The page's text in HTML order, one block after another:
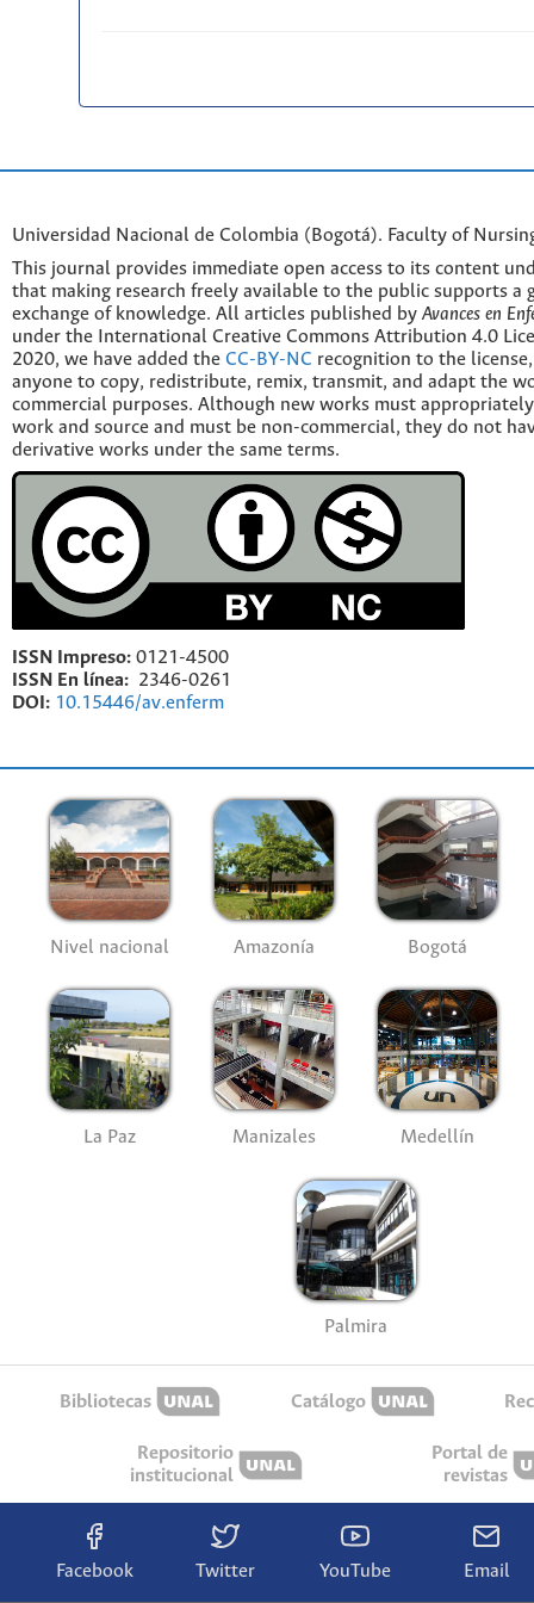
Universidad Nacional de Colombia (Bogotá). Faculty of
This journal provides immediate open access to its content
that making research freely available to the public supports a
exchange of knowledge. All articles published by Avances en
under the International Creative Commons Attribution 4.0
2020, we have added the CC-BY-NC recognition to the
anyone to copy, redistribute, remix, transmit, and adapt the
commercial purposes. Although new works must
work and source and must be non-commercial, they do not
derivative works under the same terms.
ISSN Impreso: 0121-4500
ISSN En línea: 2346-0261
DOI: 10.15446/av.enferm
Nivel nacional Amazonía Bogotá
La Paz Manizales Medellín
Palmira
Bibliotecas Catálogo
Repositorio
institucional
Portal de
revistas
Facebook Twitter YouTube Email